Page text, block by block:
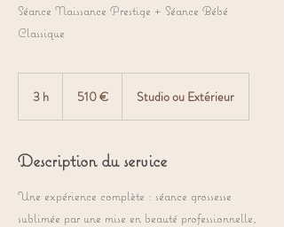
Séance Naissance Prestige + Séance Bébé
Classique
3 h 510 € Studio ou Extérieur
Description du service
Une expérience complète : séance grossesse
sublimée par une mise en beauté professionnelle,